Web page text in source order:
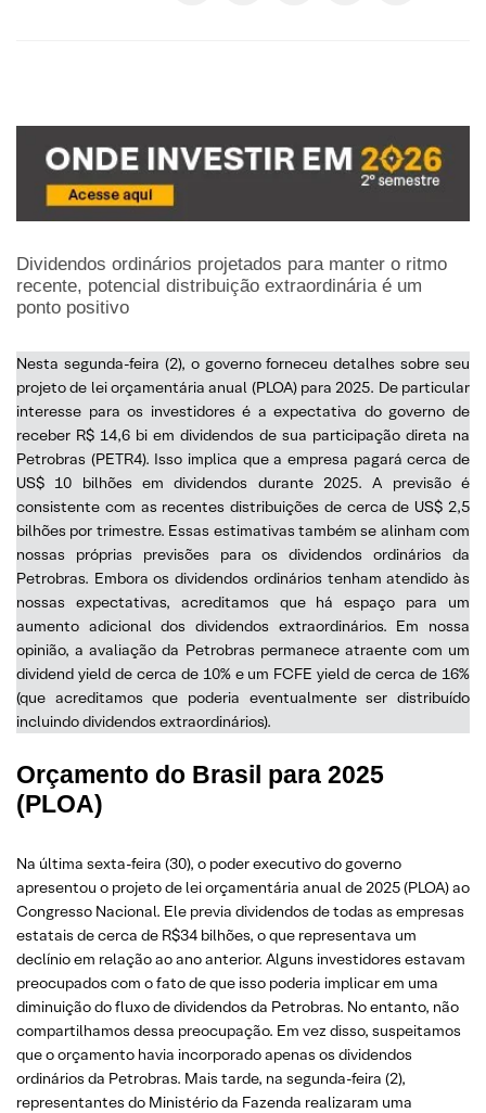
Dividendos ordinários projetados para manter o ritmo
recente, potencial distribuição extraordinária é um
ponto positivo
Nesta segunda-feira (2), o governo forneceu detalhes sobre seu
projeto de lei orçamentária anual (PLOA) para 2025. De particular
interesse para os investidores é a expectativa do governo de
receber R$ 14,6 bi em dividendos de sua participação direta na
Petrobras (PETR4). Isso implica que a empresa pagará cerca de
US$ 10 bilhões em dividendos durante 2025. A previsão é
consistente com as recentes distribuições de cerca de US$ 2,5
bilhões por trimestre. Essas estimativas também se alinham com
nossas próprias previsões para os dividendos ordinários da
Petrobras. Embora os dividendos ordinários tenham atendido às
nossas expectativas, acreditamos que há espaço para um
aumento adicional dos dividendos extraordinários. Em nossa
opinião, a avaliação da Petrobras permanece atraente com um
dividend yield de cerca de 10% e um FCFE yield de cerca de 16%
(que acreditamos que poderia eventualmente ser distribuído
incluindo dividendos extraordinários).
Orçamento do Brasil para 2025
(PLOA)
Na última sexta-feira (30), o poder executivo do governo
apresentou o projeto de lei orçamentária anual de 2025 (PLOA) ao
Congresso Nacional. Ele previa dividendos de todas as empresas
estatais de cerca de R$34 bilhões, o que representava um
declínio em relação ao ano anterior. Alguns investidores estavam
preocupados com o fato de que isso poderia implicar em uma
diminuição do fluxo de dividendos da Petrobras. No entanto, não
compartilhamos dessa preocupação. Em vez disso, suspeitamos
que o orçamento havia incorporado apenas os dividendos
ordinários da Petrobras. Mais tarde, na segunda-feira (2),
representantes do Ministério da Fazenda realizaram uma